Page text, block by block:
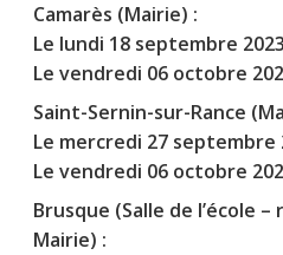
Camarès (Mairie) :
Le lundi 18 septembre
Le vendredi 06 octobre
Saint-Sernin-sur-Rance
Le mercredi 27 septembre
Le vendredi 06 octobre
Brusque (Salle de l’école
Mairie) :